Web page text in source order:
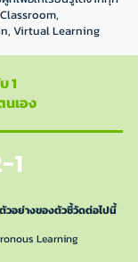
Virtual Learning
1
เอง
1
อย่างของตัวชี้วัดต่อไปนี้
Learning